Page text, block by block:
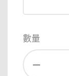
數量